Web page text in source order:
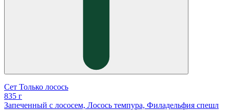
Сет Только лосось
835 г
Запеченный с лососем, Лосось темпура, Филадельфия спешл